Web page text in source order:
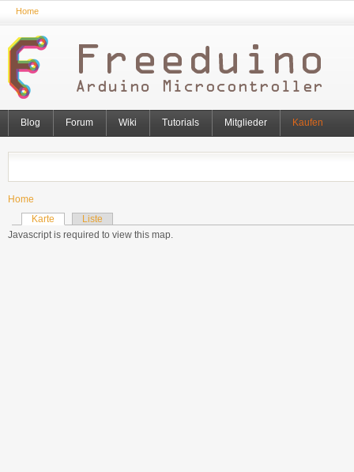
Home
Blog Forum Wiki Tutorials Mitglieder Kaufen
Home
Karte
Liste
Javascript is required to view this map.